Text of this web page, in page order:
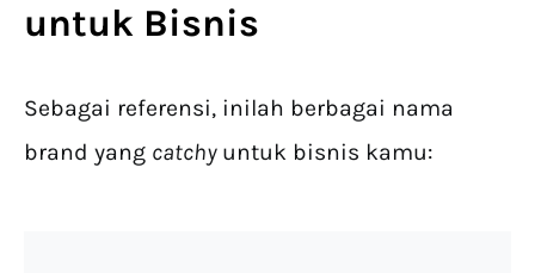
untuk Bisnis
Sebagai referensi, inilah berbagai nama
brand yang catchy untuk bisnis kamu: